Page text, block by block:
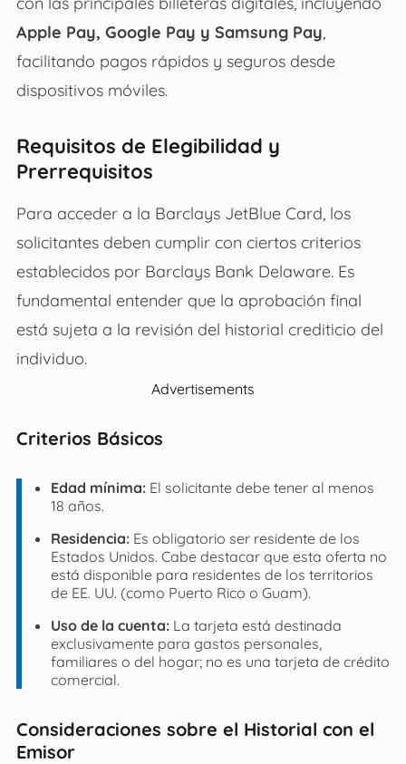
Apple Pay, Google Pay y Samsung Pay
facilitando pagos rápidos y seguros desde
dispositivos móviles.
Requisitos de Elegibilidad y
Prerrequisitos
Para acceder a la Barclays JetBlue Card, los
solicitantes deben cumplir con ciertos criterios
establecidos por Barclays Bank Delaware. Es
fundamental entender que la aprobación final
está sujeta a la revisión del historial crediticio del
individuo.
Advertisements
Criterios Básicos
Edad mínima:El solicitante debe tener al menos
18 años.
Residencia:Es obligatorio ser residente de los
Estados Unidos. Cabe destacar que esta oferta no
está disponible para residentes de los territorios
de EE. UU. (como Puerto Rico o Guam).
Uso de la cuenta:La tarjeta está destinada
exclusivamente para gastos personales,
familiares o del hogar; no es una tarjeta de crédito
comercial.
Consideraciones sobre el Historial con el
Emisor